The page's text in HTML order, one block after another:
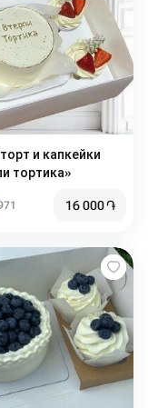
и капкейки
тортика»
16 000֏